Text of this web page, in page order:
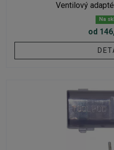
Ventilový
Na
od